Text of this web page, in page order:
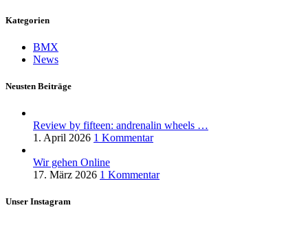
Kategorien
BMX
News
Neusten Beiträge
Review by fifteen: andrenalin wheels …
1. April 2026 1 Kommentar
Wir gehen Online
17. März 2026 1 Kommentar
Unser Instagram